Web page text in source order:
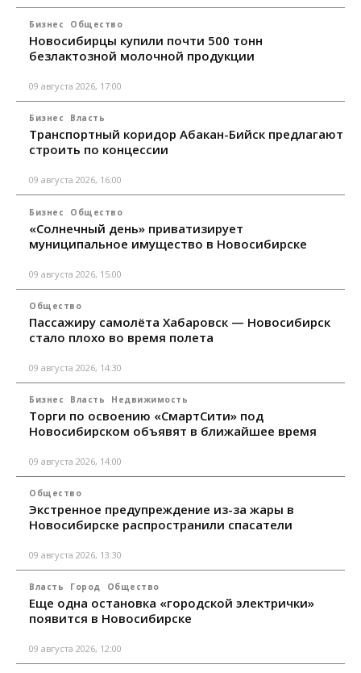
Бизнес Общество
Новосибирцы купили почти 500 тонн
безлактозной молочной продукции
09 августа 2026, 17:00
Бизнес Власть
Транспортный коридор Абакан-Бийск предлагают
строить по концессии
09 августа 2026, 16:00
Бизнес Общество
«Солнечный день» приватизирует
муниципальное имущество в Новосибирске
09 августа 2026, 15:00
Общество
Пассажиру самолёта Хабаровск — Новосибирск
стало плохо во время полета
09 августа 2026, 14:30
Бизнес Власть Недвижимость
Торги по освоению «СмартСити» под
Новосибирском объявят в ближайшее время
09 августа 2026, 14:00
Общество
Экстренное предупреждение из-за жары в
Новосибирске распространили спасатели
09 августа 2026, 13:30
Власть Город Общество
Еще одна остановка «городской электрички»
появится в Новосибирске
09 августа 2026, 12:00